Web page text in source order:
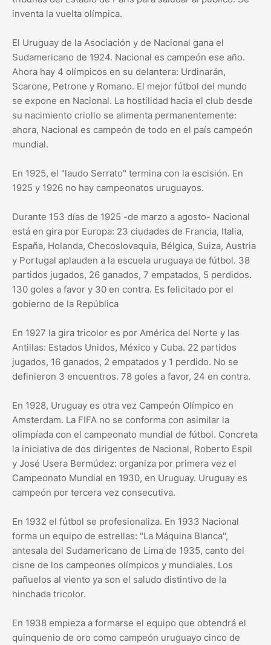
inventa la vuelta olímpica.
El Uruguay de la Asociación y de Nacional gana el
Sudamericano de 1924. Nacional es campeón ese año.
Ahora hay 4 olímpicos en su delantera: Urdinarán,
Scarone, Petrone y Romano. El mejor fútbol del mundo
se expone en Nacional. La hostilidad hacia el club desde
su nacimiento criollo se alimenta permanentemente:
ahora, Nacional es campeón de todo en el país campeón
mundial.
En 1925, el "laudo Serrato" termina con la escisión. En
1925 y 1926 no hay campeonatos uruguayos.
Durante 153 días de 1925 -de marzo a agosto- Nacional
está en gira por Europa: 23 ciudades de Francia, Italia,
España, Holanda, Checoslovaquia, Bélgica, Suiza, Austria
y Portugal aplauden a la escuela uruguaya de fútbol. 38
partidos jugados, 26 ganados, 7 empatados, 5 perdidos.
130 goles a favor y 30 en contra. Es felicitado por el
gobierno de la República
En 1927 la gira tricolor es por América del Norte y las
Antillas: Estados Unidos, México y Cuba. 22 partidos
jugados, 16 ganados, 2 empatados y 1 perdido. No se
definieron 3 encuentros. 78 goles a favor, 24 en contra.
En 1928, Uruguay es otra vez Campeón Olímpico en
Amsterdam. La FIFA no se conforma con asimilar la
olimpíada con el campeonato mundial de fútbol. Concreta
la iniciativa de dos dirigentes de Nacional, Roberto Espil
y José Usera Bermúdez: organiza por primera vez el
Campeonato Mundial en 1930, en Uruguay. Uruguay es
campeón por tercera vez consecutiva.
En 1932 el fútbol se profesionaliza. En 1933 Nacional
forma un equipo de estrellas: "La Máquina Blanca",
antesala del Sudamericano de Lima de 1935, canto del
cisne de los campeones olímpicos y mundiales. Los
pañuelos al viento ya son el saludo distintivo de la
hinchada tricolor.
En 1938 empieza a formarse el equipo que obtendrá el
quinquenio de oro como campeón uruguayo cinco de